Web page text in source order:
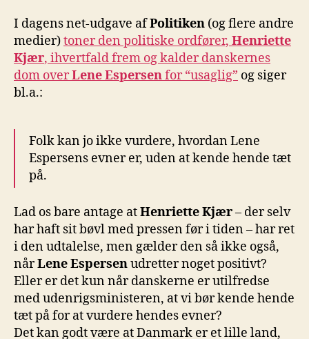
I dagens net-udgave afPolitiken (og flere andre
medier)toner den politiske ordfører, Henriette
Kjær, ihvertfald frem og kalder danskernes
dom overLene Espersenfor “usaglig” og siger
bl.a.:
Folk kan jo ikke vurdere, hvordan Lene
Espersens evner er, uden at kende hende tæt
på.
Lad os bare antage atHenriette Kjær– der selv
har haft sit bøvl med pressen før i tiden – har ret
i den udtalelse, men gælder den så ikke også,
nårLene Espersenudretter noget positivt?
Eller er det kun når danskerne er utilfredse
med udenrigsministeren, at vi bør kende hende
tæt på for at vurdere hendes evner?
Det kan godt være at Danmark er et lille land,